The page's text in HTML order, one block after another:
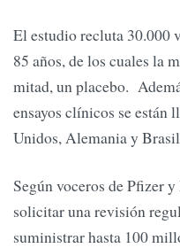
El estudio recluta 30.000
85 años, de los cuales la
mitad, un placebo.
ensayos clínicos se están
Unidos, Alemania y
Según voceros de Pfizer
solicitar una revisión
suministrar hasta 100